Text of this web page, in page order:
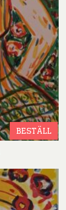
BESTÄLL